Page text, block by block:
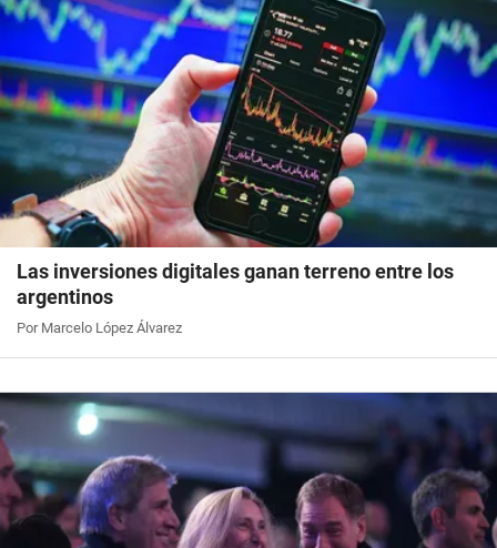
Las inversiones digitales ganan terreno entre los
argentinos
Por Marcelo López Álvarez